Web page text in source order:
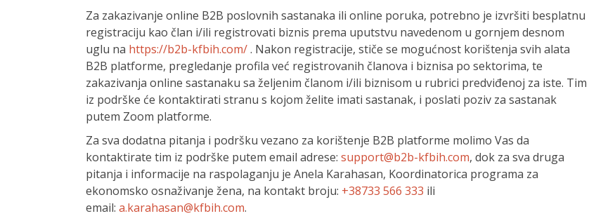
Za zakazivanje online B2B poslovnih sastanaka ili online poruka, potrebno je izvršiti besplatnu
registraciju kao član i/ili registrovati biznis prema uputstvu navedenom u gornjem desnom
uglu na https://b2b-kfbih.com/. Nakon registracije, stiče se mogućnost korištenja svih alata
B2B platforme, pregledanje profila već registrovanih članova i biznisa po sektorima, te
zakazivanja online sastanaku sa željenim članom i/ili biznisom u rubrici predviđenoj za iste. Tim
iz podrške će kontaktirati stranu s kojom želite imati sastanak, i poslati poziv za sastanak
putem Zoom platforme.
Za sva dodatna pitanja i podršku vezano za korištenje B2B platforme molimo Vas da
kontaktirate tim iz podrške putem email adrese: support@b2b-kfbih.com, dok za sva druga
pitanja i informacije na raspolaganju je Anela Karahasan, Koordinatorica programa za
ekonomsko osnaživanje žena, na kontakt broju: +38733 566 333 ili
email: a.karahasan@kfbih.com.